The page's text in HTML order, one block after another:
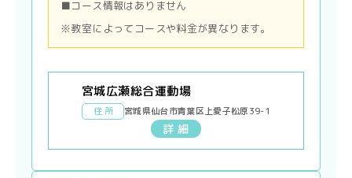
■コース情報はありません
※教室によってコースや料金が異なります。
宮城広瀬総合運動場
住 所 宮城県仙台市青葉区上愛子松原39-1
詳 細